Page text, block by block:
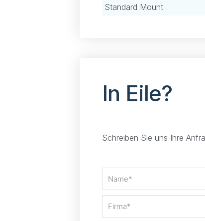
Standard Mount
In Eile?
Schreiben Sie uns Ihre